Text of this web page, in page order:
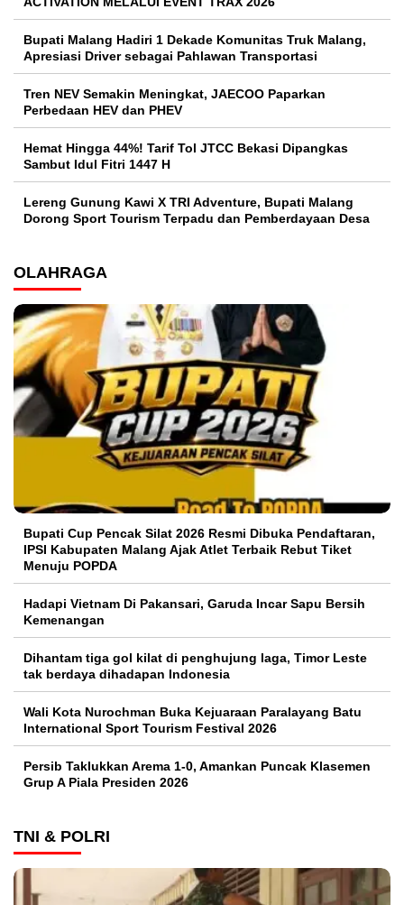
Bupati Malang Hadiri 1 Dekade Komunitas Truk Malang,
Apresiasi Driver sebagai Pahlawan Transportasi
Tren NEV Semakin Meningkat, JAECOO Paparkan
Perbedaan HEV dan PHEV
Hemat Hingga 44%! Tarif Tol JTCC Bekasi Dipangkas
Sambut Idul Fitri 1447 H
Lereng Gunung Kawi X TRI Adventure, Bupati Malang
Dorong Sport Tourism Terpadu dan Pemberdayaan Desa
OLAHRAGA
Bupati Cup Pencak Silat 2026 Resmi Dibuka Pendaftaran,
IPSI Kabupaten Malang Ajak Atlet Terbaik Rebut Tiket
Menuju POPDA
Hadapi Vietnam Di Pakansari, Garuda Incar Sapu Bersih
Kemenangan
Dihantam tiga gol kilat di penghujung laga, Timor Leste
tak berdaya dihadapan Indonesia
Wali Kota Nurochman Buka Kejuaraan Paralayang Batu
International Sport Tourism Festival 2026
Persib Taklukkan Arema 1-0, Amankan Puncak Klasemen
Grup A Piala Presiden 2026
TNI & POLRI